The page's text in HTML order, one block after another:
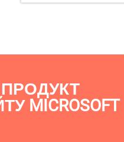
MICROSOFT